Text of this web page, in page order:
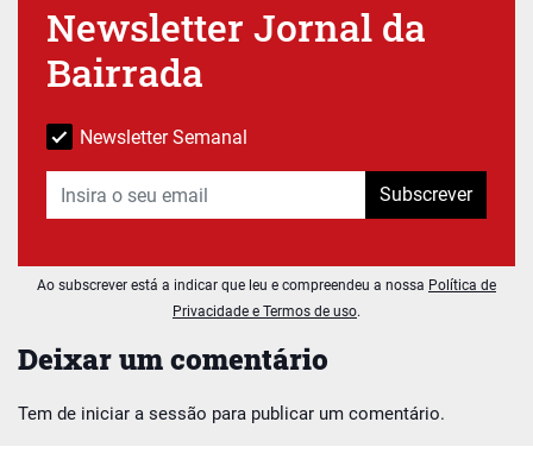
Deixar um comentário
Tem de iniciar a sessão para publicar um comentário.
Newsletter Jornal da
Bairrada
Newsletter Semanal
Subscrever
Ao subscrever está a indicar que leu e compreendeu a nossa Política de
Privacidade e Termos de uso.